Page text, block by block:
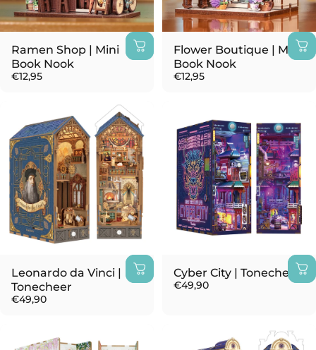
Ramen Shop | Mini
Book Nook
€12,95
Flower Boutique | Mini
Book Nook
€12,95
Leonardo da Vinci |
Tonecheer
€49,90
Cyber City | Tonecheer
€49,90